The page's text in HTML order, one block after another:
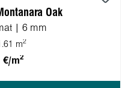
Oak
| 6 mm
m2
€/m2